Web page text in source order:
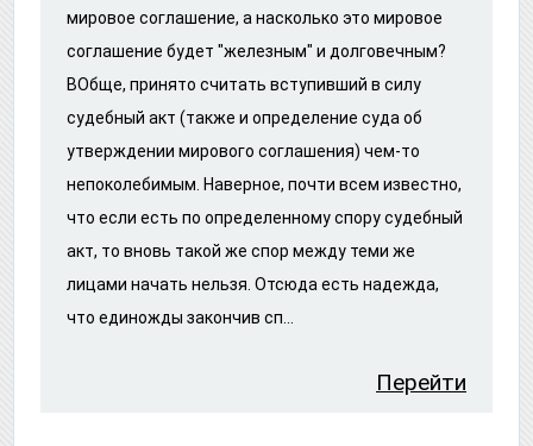
мировое соглашение, а насколько это мировое
соглашение будет "железным" и долговечным?
ВОбще, принято считать вступивший в силу
судебный акт (также и определение суда об
утверждении мирового соглашения) чем-то
непоколебимым. Наверное, почти всем известно,
что если есть по определенному спору судебный
акт, то вновь такой же спор между теми же
лицами начать нельзя. Отсюда есть надежда,
что единожды закончив сп...
Перейти